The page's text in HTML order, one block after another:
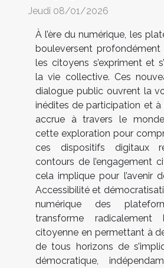
Jeudi 08/01/2026
À l’ère du numérique, les
bouleversent
les citoyens s’expriment et
la vie collective. Ces
dialogue public ouvrent la
inédites de participation et à
accrue à travers le
cette exploration pour
ces dispositifs digitaux
contours de l’engagement
cela implique pour l’avenir
Accessibilité et
numérique des
transforme radicalement
citoyenne en permettant à
de tous horizons de
démocratique,